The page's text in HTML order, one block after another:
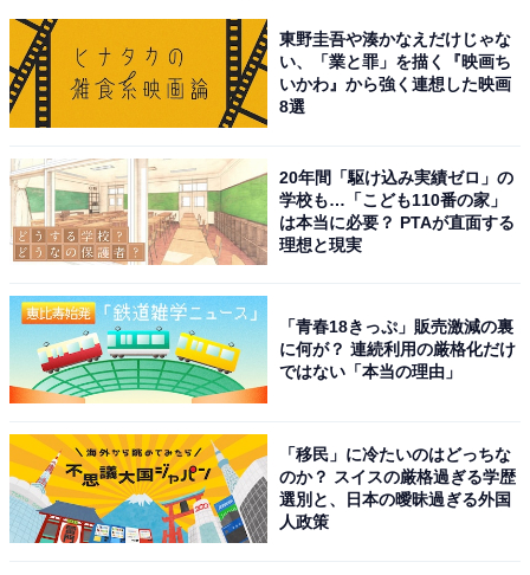
第1位：近畿大学（24.6％）
1位は、「近畿大学」が獲得。
16の学部と12の研究科に約3万5000人が在籍している、
これまでに電車の中吊り広告やマグロ養殖の研究といっ
た活動が注目されてきた近畿大学。最近では、同校が運
す。ユニークなヘッドラインが並んでおり、その企画力
や行動力に、高い評価の声が寄せられています。
東野圭吾や湊かなえだけじゃな
い、「業と罪」を描く『映画ち
いかわ』から強く連想した映画
8選
20年間「駆け込み実績ゼロ」の
学校も…「こども110番の家」
は本当に必要？ PTAが直面する
理想と現実
「青春18きっぷ」販売激減の裏
に何が？ 連続利用の厳格化だけ
ではない「本当の理由」
「移民」に冷たいのはどっちな
のか？ スイスの厳格過ぎる学歴
選別と、日本の曖昧過ぎる外国
人政策